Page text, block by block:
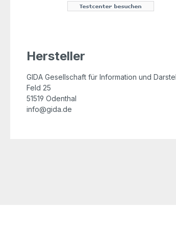
Hersteller
GIDA Gesellschaft für Information und
Feld 25
51519 Odenthal
info@gida.de